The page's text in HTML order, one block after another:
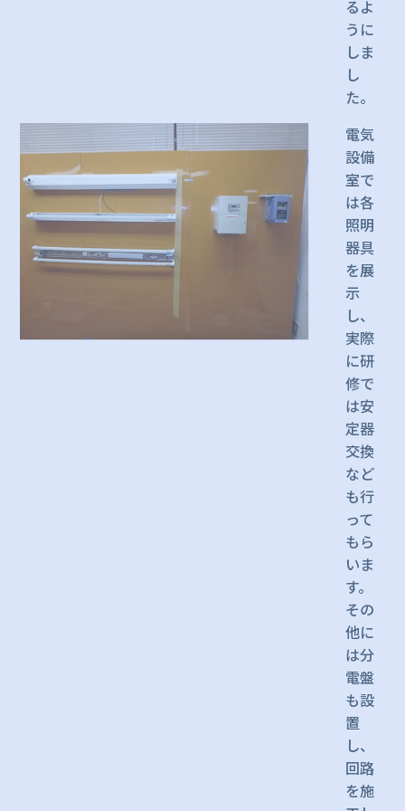
るよ
うに
しま
し
た。
電気
設備
室で
は各
照明
器具
を展
示
し、
実際
に研
修で
は安
定器
交換
など
も行
って
もら
いま
す。
その
他に
は分
電盤
も設
置
し、
回路
を施